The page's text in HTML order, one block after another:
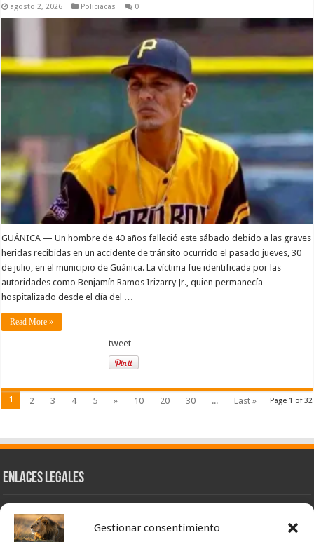
Gestionar consentimiento
agosto 2, 2026 Policiacas 0
GUÁNICA — Un hombre de 40 años falleció este sábado debido a las graves
heridas recibidas en un accidente de tránsito ocurrido el pasado jueves, 30
de julio, en el municipio de Guánica. La víctima fue identificada por las
autoridades como Benjamín Ramos Irizarry Jr., quien permanecía
hospitalizado desde el día del …
Read More »
tweet
Page 1 of 32
1 2 3 4 5 » 10 20 30 ... Last »
Enlaces Legales
Nuestra Esencia
Pulso Global